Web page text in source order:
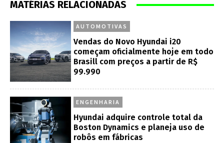
MATÉRIAS RELACIONADAS
AUTOMOTIVAS
Vendas do Novo Hyundai i20
começam oficialmente hoje em todo
Brasill com preços a partir de R$
99.990
ENGENHARIA
Hyundai adquire controle total da
Boston Dynamics e planeja uso de
robôs em fábricas